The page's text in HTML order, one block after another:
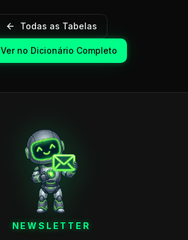
Todas as Tabelas
Ver no Dicionário Completo
NEWSLETTER